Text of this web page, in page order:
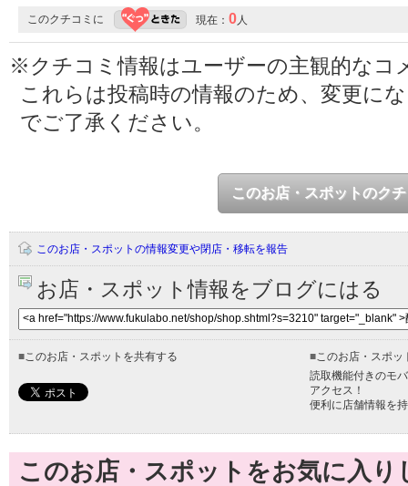
このクチコミに 現在： 0 人
※クチコミ情報はユーザーの主観的なコ
これらは投稿時の情報のため、変更に
でご了承ください。
このお店・スポットのク
このお店・スポットの情報変更や閉店・移転を報告
お店・スポット情報をブログにはる
■ このお店・スポットを共有する ■ このお店・スポ
読取機能付きのモ
アクセス！
便利に店舗情報を
このお店・スポットをお気に入